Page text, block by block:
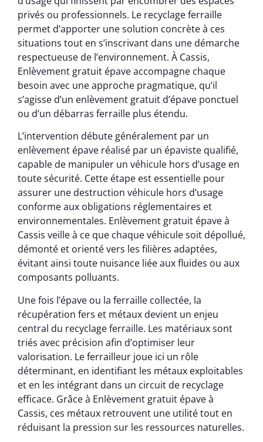
privés ou professionnels. Le recyclage ferraille
permet d’apporter une solution concrète à ces
situations tout en s’inscrivant dans une démarche
respectueuse de l’environnement. À Cassis,
Enlèvement gratuit épave accompagne chaque
besoin avec une approche pragmatique, qu’il
s’agisse d’un enlèvement gratuit d’épave ponctuel
ou d’un débarras ferraille plus étendu.
L’intervention débute généralement par un
enlèvement épave réalisé par un épaviste qualifié,
capable de manipuler un véhicule hors d’usage en
toute sécurité. Cette étape est essentielle pour
assurer une destruction véhicule hors d’usage
conforme aux obligations réglementaires et
environnementales. Enlèvement gratuit épave à
Cassis veille à ce que chaque véhicule soit dépollué,
démonté et orienté vers les filières adaptées,
évitant ainsi toute nuisance liée aux fluides ou aux
composants polluants.
Une fois l’épave ou la ferraille collectée, la
récupération fers et métaux devient un enjeu
central du recyclage ferraille. Les matériaux sont
triés avec précision afin d’optimiser leur
valorisation. Le ferrailleur joue ici un rôle
déterminant, en identifiant les métaux exploitables
et en les intégrant dans un circuit de recyclage
efficace. Grâce à Enlèvement gratuit épave à
Cassis, ces métaux retrouvent une utilité tout en
réduisant la pression sur les ressources naturelles.